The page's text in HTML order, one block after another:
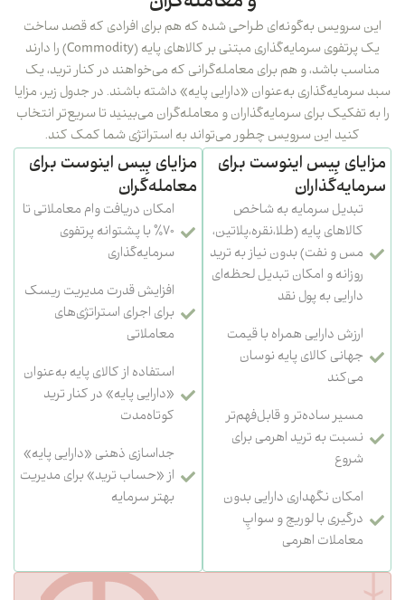
به‌گونه‌ای طراحی شده که هم برای افرادی که قصد ساخت
یک پرتفوی سرمایه‌گذاری مبتنی بر کالاهای پایه (Commodity) را دارند
باشد، و هم برای معامله‌گرانی که می‌خواهند در کنار ترید، یک
به‌عنوان «دارایی پایه» داشته باشند. در جدول زیر، مزایا
برای سرمایه‌گذاران و معامله‌گران می‌بینید تا سریع‌تر انتخاب
کنید این سرویس چطور می‌تواند به استراتژی شما کمک کند.
مزایای بِیس اینوست برای
معامله‌گران
امکان دریافت وام معاملاتی تا
۷۰٪ با پشتوانه پرتفوی
سرمایه‌گذاری
افزایش قدرت مدیریت ریسک
برای اجرای استراتژی‌های
معاملاتی
استفاده از کالای پایه به‌عنوان
«دارایی پایه» در کنار ترید
کوتاه‌مدت
جداسازی ذهنی «دارایی پایه»
از «حساب ترید» برای مدیریت
بهتر سرمایه
بِیس اینوست برای
سرمایه به شاخص
پایه (طلا،نقره،پلاتین،
و نفت) بدون نیاز به ترید
و امکان تبدیل لحظه‌ای
به پول نقد
دارایی همراه با قیمت
کالای پایه نوسان
ساده‌تر و قابل‌فهم‌تر
به ترید اهرمی برای
نگهداری دارایی بدون
با لوریج و سواپِ
اهرمی